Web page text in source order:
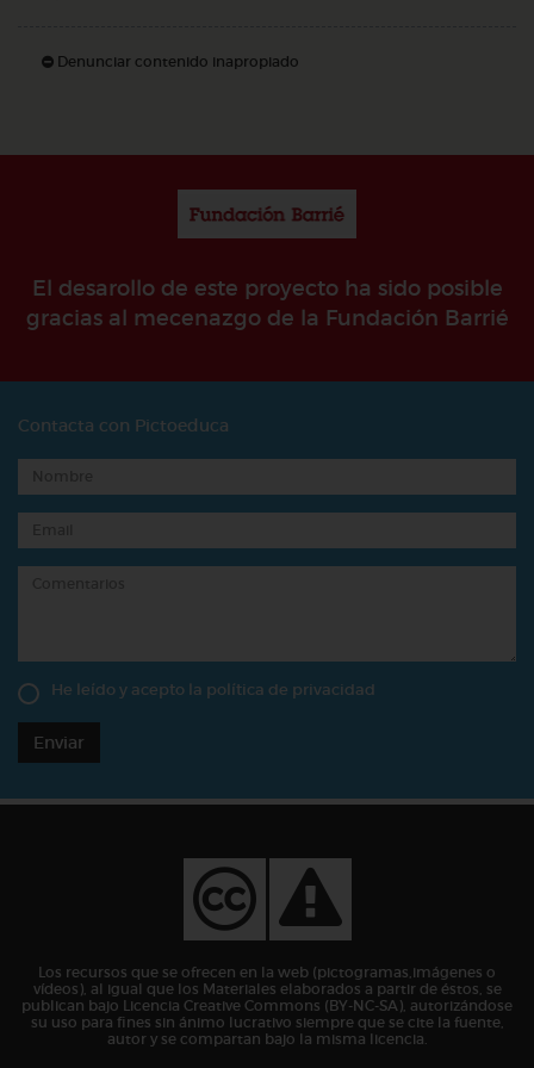
Denunciar contenido inapropiado
El desarollo de este proyecto ha sido posible
gracias al mecenazgo de la Fundación Barrié
Contacta con Pictoeduca
He leído y acepto la política de privacidad
Enviar
Los recursos que se ofrecen en la web (pictogramas,imágenes o
vídeos), al igual que los Materiales elaborados a partir de éstos, se
publican bajo Licencia Creative Commons (BY-NC-SA), autorizándose
su uso para fines sin ánimo lucrativo siempre que se cite la fuente,
autor y se compartan bajo la misma licencia.